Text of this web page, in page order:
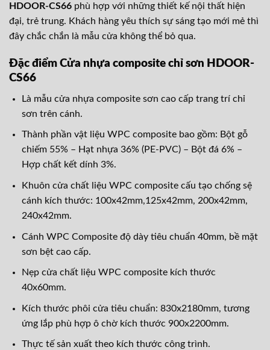
HDOOR-CS66 phù hợp với những thiết kế nội thất hiện
đại, trẻ trung. Khách hàng yêu thích sự sáng tạo mới mẻ thì
đây chắc chắn là mẫu cửa không thể bỏ qua.
Đặc điểm Cửa nhựa composite chỉ sơn HDOOR-
CS66
Là mẫu cửa nhựa composite sơn cao cấp trang trí chỉ
sơn trên cánh.
Thành phần vật liệu WPC composite bao gồm: Bột gỗ
chiếm 55% – Hạt nhựa 36% (PE-PVC) – Bột đá 6% –
Hợp chất kết dính 3%.
Khuôn cửa chất liệu WPC composite cấu tạo chống sệ
cánh kích thước: 100x42mm,125x42mm, 200x42mm,
240x42mm.
Cánh WPC Composite độ dày tiêu chuẩn 40mm, bề mặt
sơn bệt cao cấp.
Nẹp cửa chất liệu WPC composite kích thước
40x60mm.
Kích thước phôi cửa tiêu chuẩn: 830x2180mm, tương
ứng lắp phù hợp ô chờ kích thước 900x2200mm.
Thực tế sản xuất theo kích thước công trình.